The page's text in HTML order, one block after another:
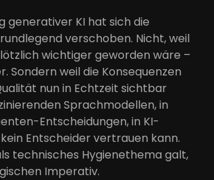
generativer KI hat sich die
verschoben. Nicht, weil
wichtiger geworden wäre –
Sondern weil die Konsequenzen
nun in Echtzeit sichtbar
Sprachmodellen, in
Entscheidungen, in KI-
Entscheider vertrauen kann.
technisches Hygienethema galt,
Imperativ.